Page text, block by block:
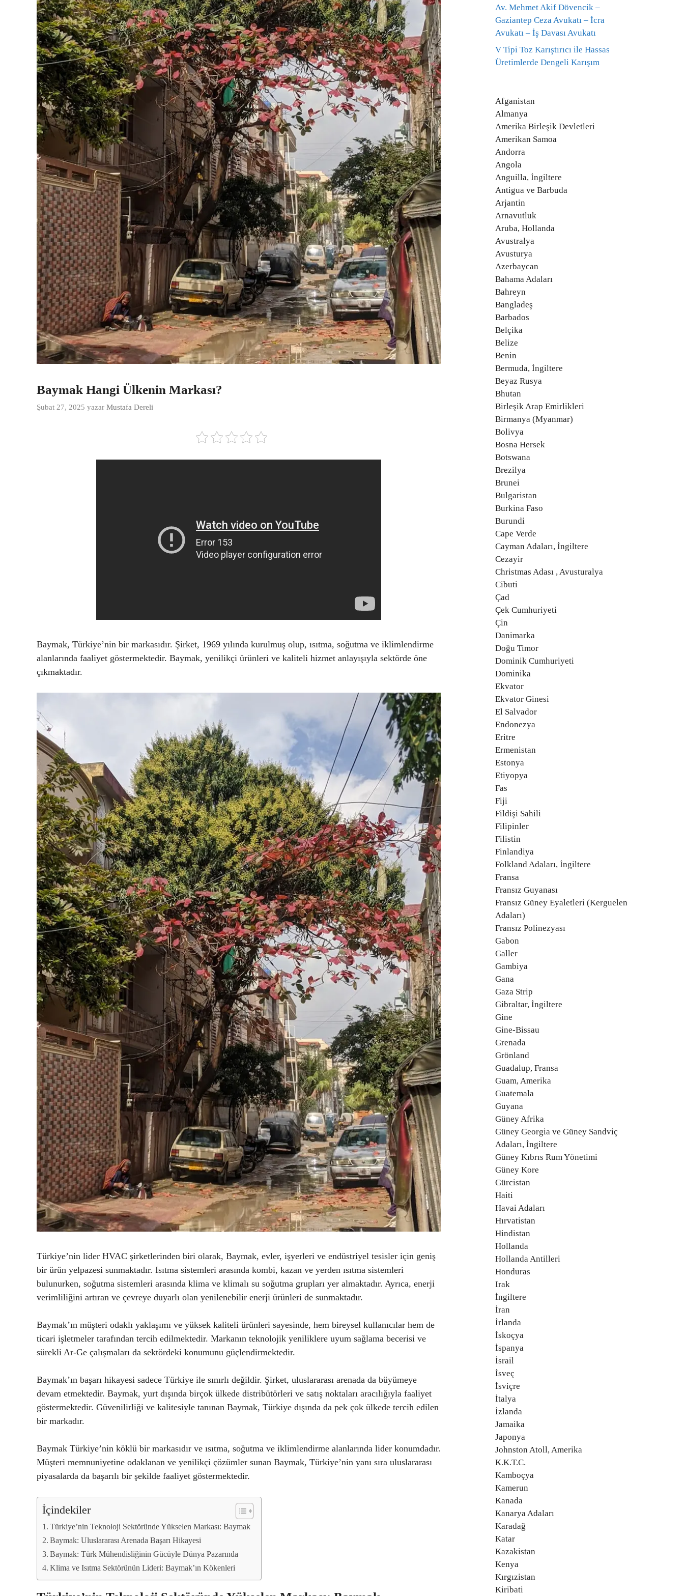
Baymak Hangi Ülkenin Markası?
Şubat 27, 2025 yazar Mustafa Dereli
Baymak, Türkiye’nin bir markasıdır. Şirket, 1969 yılında kurulmuş olup, ısıtma, soğutma ve iklimlendirme
alanlarında faaliyet göstermektedir. Baymak, yenilikçi ürünleri ve kaliteli hizmet anlayışıyla sektörde öne
çıkmaktadır.
Türkiye’nin lider HVAC şirketlerinden biri olarak, Baymak, evler, işyerleri ve endüstriyel tesisler için geniş
bir ürün yelpazesi sunmaktadır. Isıtma sistemleri arasında kombi, kazan ve yerden ısıtma sistemleri
bulunurken, soğutma sistemleri arasında klima ve klimalı su soğutma grupları yer almaktadır. Ayrıca, enerji
verimliliğini artıran ve çevreye duyarlı olan yenilenebilir enerji ürünleri de sunmaktadır.
Baymak’ın müşteri odaklı yaklaşımı ve yüksek kaliteli ürünleri sayesinde, hem bireysel kullanıcılar hem de
ticari işletmeler tarafından tercih edilmektedir. Markanın teknolojik yeniliklere uyum sağlama becerisi ve
sürekli Ar-Ge çalışmaları da sektördeki konumunu güçlendirmektedir.
Baymak’ın başarı hikayesi sadece Türkiye ile sınırlı değildir. Şirket, uluslararası arenada da büyümeye
devam etmektedir. Baymak, yurt dışında birçok ülkede distribütörleri ve satış noktaları aracılığıyla faaliyet
göstermektedir. Güvenilirliği ve kalitesiyle tanınan Baymak, Türkiye dışında da pek çok ülkede tercih edilen
bir markadır.
Baymak Türkiye’nin köklü bir markasıdır ve ısıtma, soğutma ve iklimlendirme alanlarında lider konumdadır.
Müşteri memnuniyetine odaklanan ve yenilikçi çözümler sunan Baymak, Türkiye’nin yanı sıra uluslararası
piyasalarda da başarılı bir şekilde faaliyet göstermektedir.
İçindekiler
Türkiye’nin Teknoloji Sektöründe Yükselen Markası: Baymak
Baymak: Uluslararası Arenada Başarı Hikayesi
Baymak: Türk Mühendisliğinin Gücüyle Dünya Pazarında
Klima ve Isıtma Sektörünün Lideri: Baymak’ın Kökenleri
Av. Mehmet Akif Dövencik –
Gaziantep Ceza Avukatı – İcra
Avukatı – İş Davası Avukatı
V Tipi Toz Karıştırıcı ile Hassas
Üretimlerde Dengeli Karışım
Afganistan
Almanya
Amerika Birleşik Devletleri
Amerikan Samoa
Andorra
Angola
Anguilla, İngiltere
Antigua ve Barbuda
Arjantin
Arnavutluk
Aruba, Hollanda
Avustralya
Avusturya
Azerbaycan
Bahama Adaları
Bahreyn
Bangladeş
Barbados
Belçika
Belize
Benin
Bermuda, İngiltere
Beyaz Rusya
Bhutan
Birleşik Arap Emirlikleri
Birmanya (Myanmar)
Bolivya
Bosna Hersek
Botswana
Brezilya
Brunei
Bulgaristan
Burkina Faso
Burundi
Cape Verde
Cayman Adaları, İngiltere
Cezayir
Christmas Adası , Avusturalya
Cibuti
Çad
Çek Cumhuriyeti
Çin
Danimarka
Doğu Timor
Dominik Cumhuriyeti
Dominika
Ekvator
Ekvator Ginesi
El Salvador
Endonezya
Eritre
Ermenistan
Estonya
Etiyopya
Fas
Fiji
Fildişi Sahili
Filipinler
Filistin
Finlandiya
Folkland Adaları, İngiltere
Fransa
Fransız Guyanası
Fransız Güney Eyaletleri (Kerguelen
Adaları)
Fransız Polinezyası
Gabon
Galler
Gambiya
Gana
Gaza Strip
Gibraltar, İngiltere
Gine
Gine-Bissau
Grenada
Grönland
Guadalup, Fransa
Guam, Amerika
Guatemala
Guyana
Güney Afrika
Güney Georgia ve Güney Sandviç
Adaları, İngiltere
Güney Kıbrıs Rum Yönetimi
Güney Kore
Gürcistan
Haiti
Havai Adaları
Hırvatistan
Hindistan
Hollanda
Hollanda Antilleri
Honduras
Irak
İngiltere
İran
İrlanda
İskoçya
İspanya
İsrail
İsveç
İsviçre
İtalya
İzlanda
Jamaika
Japonya
Johnston Atoll, Amerika
K.K.T.C.
Kamboçya
Kamerun
Kanada
Kanarya Adaları
Karadağ
Katar
Kazakistan
Kenya
Kırgızistan
Kiribati